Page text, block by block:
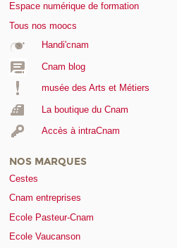
Espace numérique de formation
Tous nos moocs
Handi'cnam
Cnam blog
musée des Arts et Métiers
La boutique du Cnam
Accès à intraCnam
NOS MARQUES
Cestes
Cnam entreprises
Ecole Pasteur-Cnam
Ecole Vaucanson